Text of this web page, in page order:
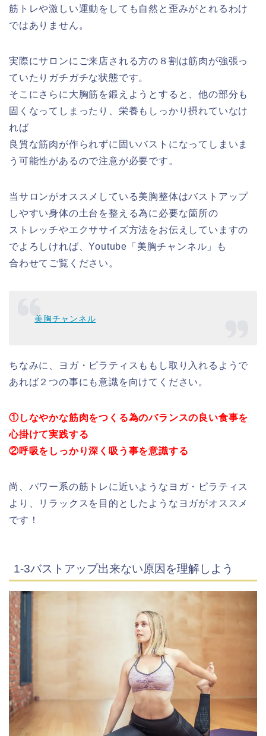
筋トレや激しい運動をしても自然と歪みがとれるわけ
ではありません。
実際にサロンにご来店される方の８割は筋肉が強張っ
ていたりガチガチな状態です。
そこにさらに大胸筋を鍛えようとすると、他の部分も
固くなってしまったり、栄養もしっかり摂れていなけ
れば
良質な筋肉が作られずに固いバストになってしまいま
う可能性があるので注意が必要です。
当サロンがオススメしている美胸整体はバストアップ
しやすい身体の土台を整える為に必要な箇所の
ストレッチやエクササイズ方法をお伝えしていますの
でよろしければ、Youtube「美胸チャンネル」も
合わせてご覧ください。
美胸チャンネル
ちなみに、ヨガ・ピラティスももし取り入れるようで
あれば２つの事にも意識を向けてください。
①しなやかな筋肉をつくる為のバランスの良い食事を
心掛けて実践する
②呼吸をしっかり深く吸う事を意識する
尚、パワー系の筋トレに近いようなヨガ・ピラティス
より、リラックスを目的としたようなヨガがオススメ
です！
1-3バストアップ出来ない原因を理解しよう